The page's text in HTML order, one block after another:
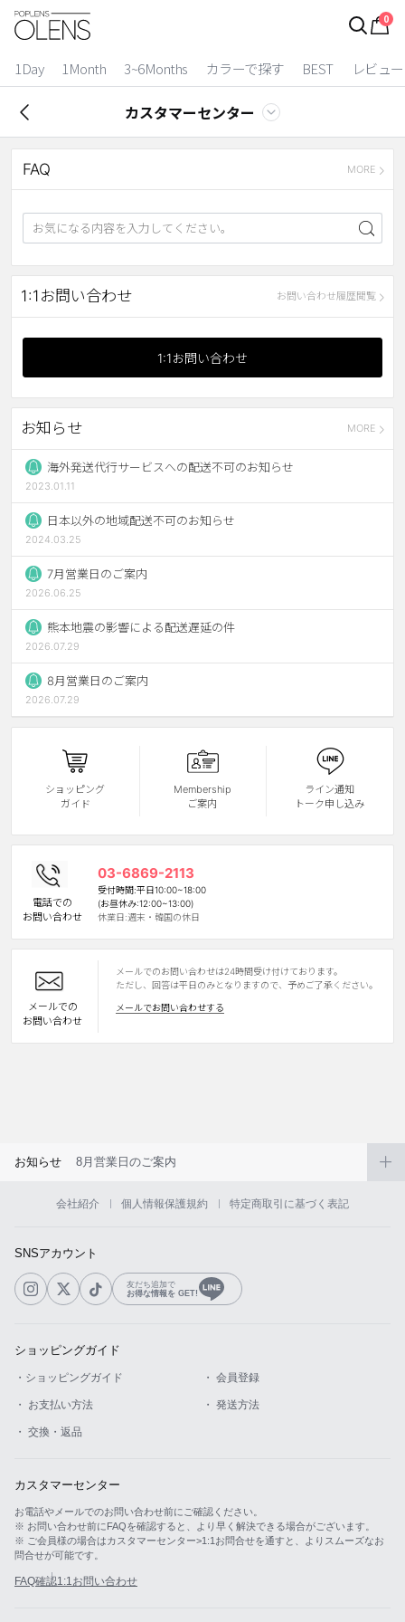
0
1Day 1Month 3~6Months カラーで探す BEST レビュー
ログイン
カラコン比較
今月限定特典
ベスト
カラコン
1 Day
カラー
ブラウン
グレー
ブラック
ヘーゼル
グリーン
ブルー
ピンク
透明
ハロウィンカラコン
ケア用品
レビュー
EYEしてる
総合掲示板
カスタマーサービス
ショッピングガイド
INSTAGRAM TWITTER LINE FACEBOOK
カスタマーセンター
FAQ MORE
1:1お問い合わせ
1:1お問い合わせ
お問い合わせ履歴閲覧
お知らせ
海外発送代行サービスへの配送不可のお知らせ
2023.01.11
日本以外の地域配送不可のお知らせ
2024.03.25
7月営業日のご案内
2026.06.25
熊本地震の影響による配送遅延の件
2026.07.29
8月営業日のご案内
2026.07.29
MORE
ショッピング
ガイド
Membership
ご案内
ライン通知
トーク申し込み
電話での
お問い合わせ
03-6869-2113
受付時間:平日10:00~18:00
(お昼休み:12:00~13:00)
休業日:週末・韓国の休日
メールでの
お問い合わせ
メールでのお問い合わせは24時間受け付けております。
ただし、回答は平日のみとなりますので、予めご了承ください。
メールでお問い合わせする
お知らせ 8月営業日のご案内
会社紹介 個人情報保護規約 特定商取引に基づく表記
SNSアカウント
友だち追加で
お得な情報を GET!
ショッピングガイド
・ショッピングガイド ・ 会員登録
・ お支払い方法 ・ 発送方法
・ 交換・返品
カスタマーセンター
お電話やメールでのお問い合わせ前にご確認ください。
※ お問い合わせ前にFAQを確認すると、より早く解決できる場合がございます。
※ ご会員様の場合はカスタマーセンター>1:1お問合せを通すと、よりスムーズなお
問合せが可能です。
FAQ確認1:1お問い合わせ